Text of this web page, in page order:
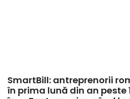
SmartBill: antreprenorii
în prima lună din an peste